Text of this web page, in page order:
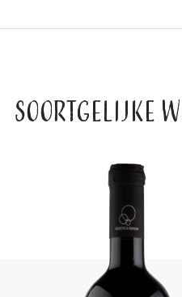
Soortgelijke